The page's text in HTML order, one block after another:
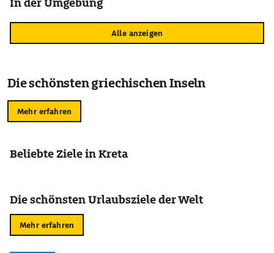
Alle anzeigen
Die schönsten griechischen Inseln
Mehr erfahren
Beliebte Ziele in Kreta
Die schönsten Urlaubsziele der Welt
Mehr erfahren